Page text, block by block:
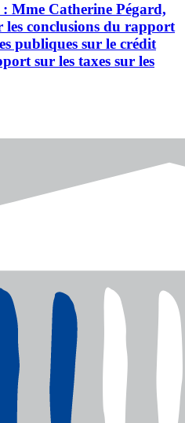
: Mme Catherine Pégard,
conclusions du rapport
publiques sur le crédit
sur les taxes sur les